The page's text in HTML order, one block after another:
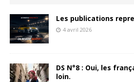
Les publications
4 avril 2026
DS N°8 : Oui, les
loin.